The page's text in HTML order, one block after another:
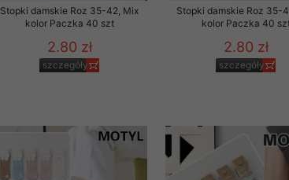
Stopki damskie Roz 35-42, Mix
kolor Paczka 40 szt
2.80 zł
szczegóły
Stopki damskie Roz 35-
kolor Paczka 40
2.80 zł
szczegóły